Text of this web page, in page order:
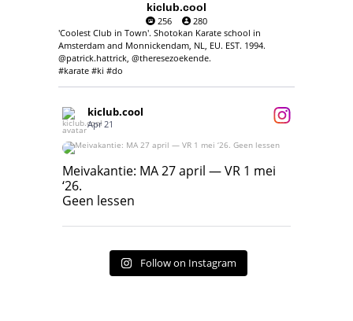
kiclub.cool
256
280
'Coolest Club in Town'. Shotokan Karate school in
Amsterdam and Monnickendam, NL, EU. EST. 1994.
@patrick.hattrick, @theresezoekende.
#karate #ki #do
kiclub.cool
Apr 21
Meivakantie: MA 27 april — VR 1 mei ‘26.
Geen lessen
Meivakantie: MA 27 april — VR 1 mei
‘26.
Geen lessen
Follow on Instagram